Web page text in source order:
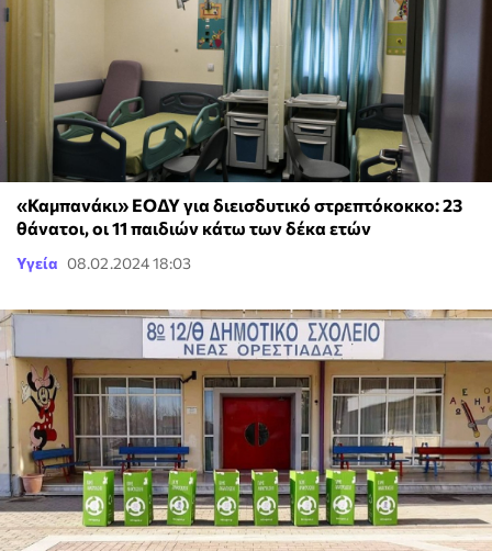
«Καμπανάκι» ΕΟΔΥ για διεισδυτικό στρεπτόκοκκο: 23
θάνατοι, οι 11 παιδιών κάτω των δέκα ετών
Υγεία 08.02.2024 18:03